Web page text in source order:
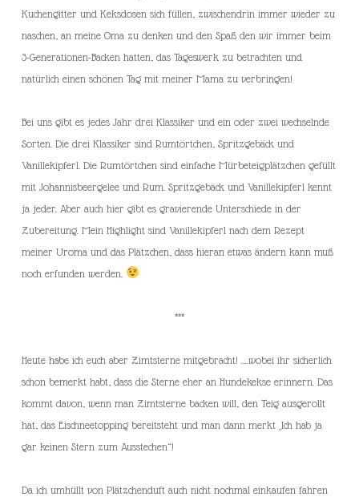
Kuchengitter und Keksdosen sich füllen, zwischendrin immer wieder zu
naschen, an meine Oma zu denken und den Spaß den wir immer beim
3-Generationen-Backen hatten, das Tageswerk zu betrachten und
natürlich einen schönen Tag mit meiner Mama zu verbringen!
Bei uns gibt es jedes Jahr drei Klassiker und ein oder zwei wechselnde
Sorten. Die drei Klassiker sind Rumtörtchen, Spritzgebäck und
Vanillekipferl. Die Rumtörtchen sind einfache Mürbeteigplätzchen gefüllt
mit Johannisbeergelee und Rum. Spritzgebäck und Vanillekipferl kennt
ja jeder. Aber auch hier gibt es gravierende Unterschiede in der
Zubereitung. Mein Highlight sind Vanillekipferl nach dem Rezept
meiner Uroma und das Plätzchen, dass hieran etwas ändern kann muß
noch erfunden werden.
***
Heute habe ich euch aber Zimtsterne mitgebracht! ….wobei ihr sicherlich
schon bemerkt habt, dass die Sterne eher an Hundekekse erinnern. Das
kommt davon, wenn man Zimtsterne backen will, den Teig ausgerollt
hat, das Eischneetopping bereitsteht und man dann merkt „Ich hab ja
gar keinen Stern zum Ausstechen“!
Da ich umhüllt von Plätzchenduft auch nicht nochmal einkaufen fahren